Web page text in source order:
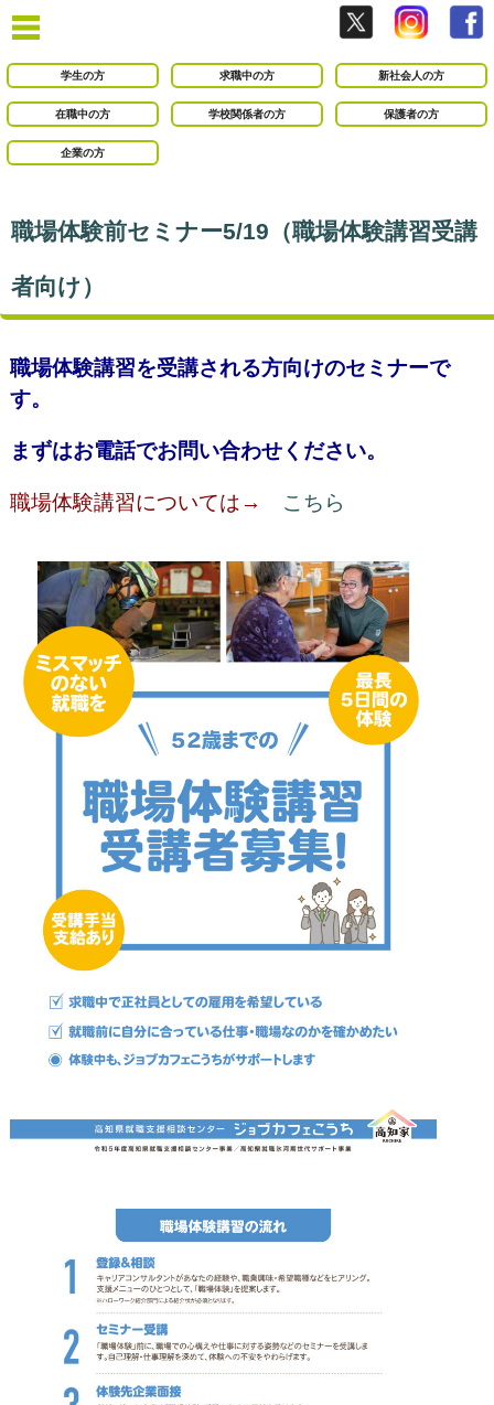
学生の方 求職中の方 新社会人の方
在職中の方 学校関係者の方 保護者の方
企業の方
職場体験前セミナー5/19（職場体験講習受講
者向け）
職場体験講習を受講される方向けのセミナーで
す。
まずはお電話でお問い合わせください。
職場体験講習については→ こちら